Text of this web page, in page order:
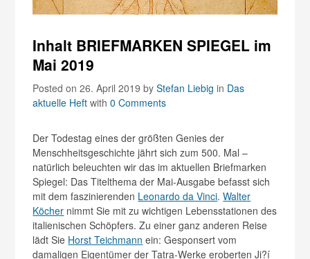
Inhalt BRIEFMARKEN SPIEGEL im
Mai 2019
Posted on 26. April 2019byStefan Liebig in Das
aktuelle Heft with0 Comments
Der Todestag eines der größten Genies der
Menschheitsgeschichte jährt sich zum 500. Mal –
natürlich beleuchten wir das im aktuellen Briefmarken
Spiegel: Das Titelthema der Mai-Ausgabe befasst sich
mit dem faszinierenden Leonardo da Vinci.Walter
Köcher nimmt Sie mit zu wichtigen Lebensstationen des
italienischen Schöpfers. Zu einer ganz anderen Reise
lädt Sie Horst Teichmann ein: Gesponsert vom
damaligen Eigentümer der Tatra-Werke eroberten Ji?í